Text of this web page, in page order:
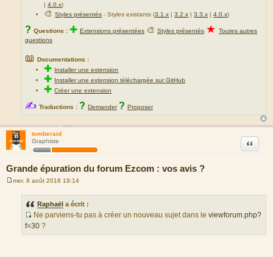
|4.0.x)
🎨Styles présentés - Styles existants (3.1.x |3.2.x |3.3.x |4.0.x)
? Questions : ✚ Extensions présentées 🎨 Styles présentés ★ Toutes autres
questions
📖 Documentations :
✚ Installer une extension
✚ Installer une extension téléchargée sur GitHub
✚Créer une extension
✍ Traductions : ? Demander ? Proposer
tomberaid
Graphiste
Grande épuration du forum Ezcom : vos avis ?
Citation
mer. 8 août 2018 19:14
Raphaël a écrit :
S
o
Ne parviens-tu pas à créer un nouveau sujet dans le viewforum.php?
f=30 ?